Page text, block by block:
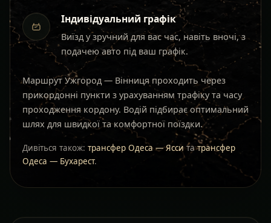
Індивідуальний графік
Виїзд у зручний для вас час, навіть вночі, з
подачею авто під ваш графік.
Маршрут Ужгород — Вінниця проходить через
прикордонні пункти з урахуванням трафіку та часу
проходження кордону. Водій підбирає оптимальний
шлях для швидкої та комфортної поїздки.
Дивіться також: трансфер Одеса — Ясситатрансфер
Одеса — Бухарест.